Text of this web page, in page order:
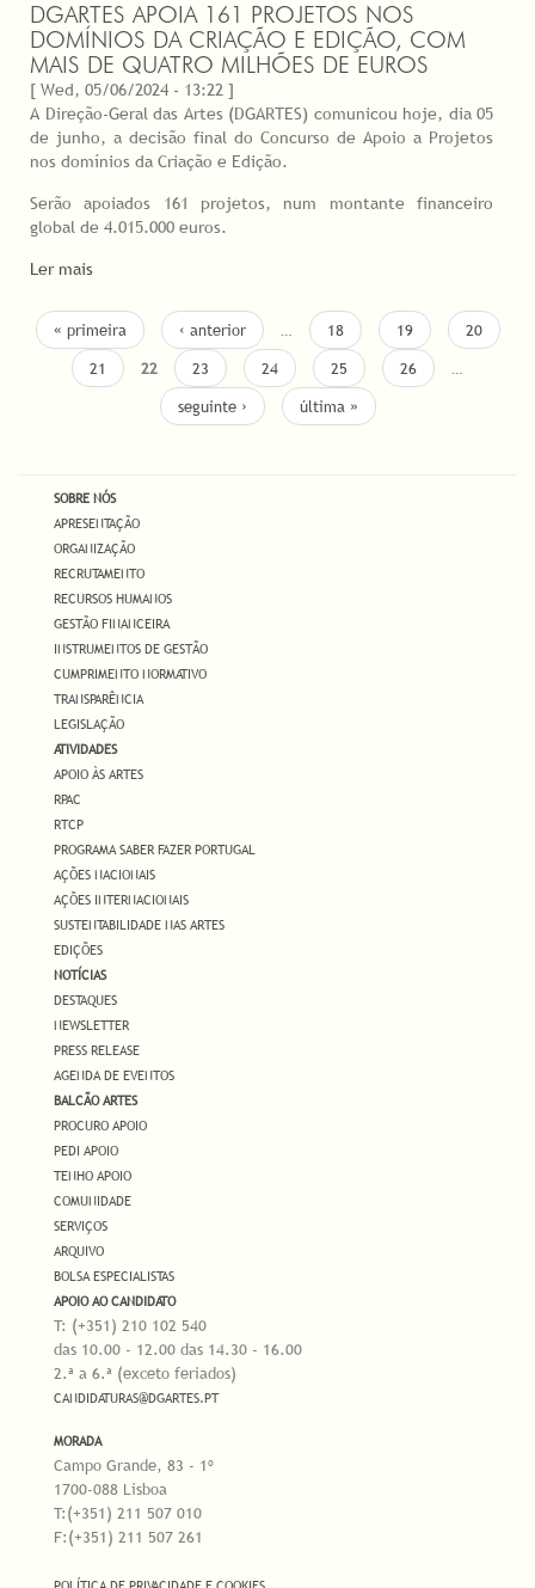
DGARTES APOIA 161 PROJETOS NOS
DOMÍNIOS DA CRIAÇÃO E EDIÇÃO, COM
MAIS DE QUATRO MILHÕES DE EUROS
[ Wed, 05/06/2024 - 13:22 ]
A Direção-Geral das Artes (DGARTES) comunicou hoje, dia 05
de junho, a decisão final do Concurso de Apoio a Projetos
nos domínios da Criação e Edição.
Serão apoiados 161 projetos, num montante financeiro
global de 4.015.000 euros.
Ler mais
PAGES« primeira ‹ anterior … 18 19
20
21
22 23 24 25 26
…
seguinte ›
última »
SOBRE NÓS
APRESENTAÇÃO
ORGANIZAÇÃO
RECRUTAMENTO
RECURSOS HUMANOS
GESTÃO FINANCEIRA
INSTRUMENTOS DE GESTÃO
CUMPRIMENTO NORMATIVO
TRANSPARÊNCIA
LEGISLAÇÃO
ATIVIDADES
APOIO ÀS ARTES
RPAC
RTCP
PROGRAMA SABER FAZER PORTUGAL
AÇÕES NACIONAIS
AÇÕES INTERNACIONAIS
SUSTENTABILIDADE NAS ARTES
EDIÇÕES
NOTÍCIAS
DESTAQUES
NEWSLETTER
PRESS RELEASE
AGENDA DE EVENTOS
BALCÃO ARTES
PROCURO APOIO
PEDI APOIO
TENHO APOIO
COMUNIDADE
SERVIÇOS
ARQUIVO
BOLSA ESPECIALISTAS
APOIO AO CANDIDATO
T: (+351) 210 102 540
das 10.00 - 12.00 das 14.30 - 16.00
2.ª a 6.ª (exceto feriados)
CANDIDATURAS@DGARTES.PT
MORADA
Campo Grande, 83 - 1º
1700-088 Lisboa
T:(+351) 211 507 010
F:(+351) 211 507 261